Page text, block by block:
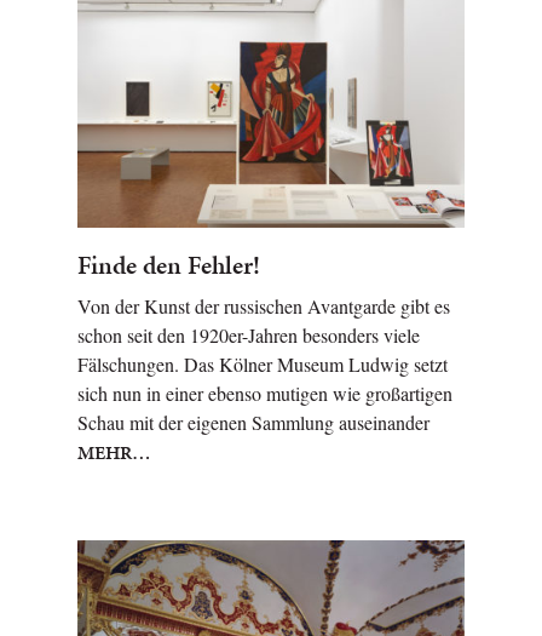
Finde den Fehler!
Von der Kunst der russischen Avantgarde gibt es
schon seit den 1920er-Jahren besonders viele
Fälschungen. Das Kölner Museum Ludwig setzt
sich nun in einer ebenso mutigen wie großartigen
Schau mit der eigenen Sammlung auseinander
MEHR…